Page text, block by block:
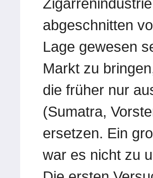
abgeschnitten
Lage gewesen
Markt zu
die früher nur
(Sumatra,
ersetzen. Ein
war es nicht zu